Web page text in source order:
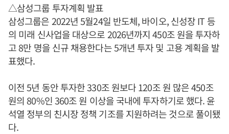
△삼성그룹 투자계획 발표
삼성그룹은 2022년 5월24일 반도체, 바이오, 신성장 IT 등
의 미래 신사업을 대상으로 2026년까지 450조 원을 투자하
고 8만 명을 신규 채용한다는 5개년 투자 및 고용 계획을 발
표했다.
이전 5년 동안 투자한 330조 원보다 120조 원 많은 450조
원의 80%인 360조 원 이상을 국내에 투자하기로 했다. 윤
석열 정부의 친시장 정책 기조를 지원하려는 것으로 풀이됐
다.